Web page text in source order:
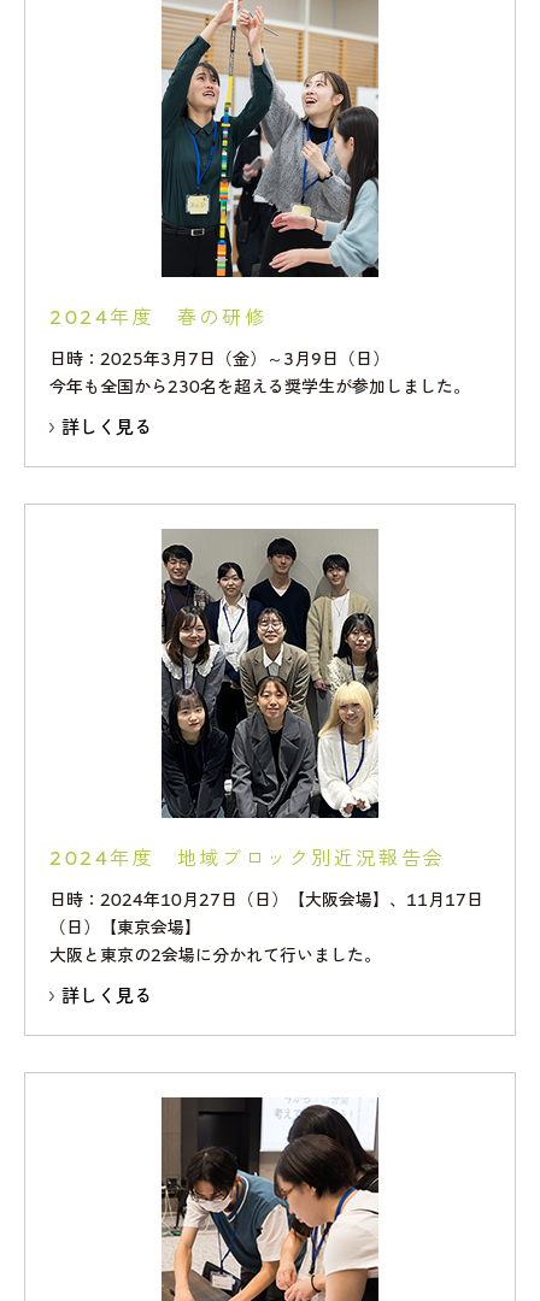
2024年度 春の研修
日時：2025年3月7日（金）～3月9日（日）
今年も全国から230名を超える奨学生が参加しました。
詳しく見る
2024年度 地域ブロック別近況報告会
日時：2024年10月27日（日）【大阪会場】、11月17日
（日）【東京会場】
大阪と東京の2会場に分かれて行いました。
詳しく見る